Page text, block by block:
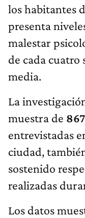
los habitantes
presenta
malestar
de cada cuatro
media.
La
muestra de 867
entrevistadas
ciudad,
sostenido
realizadas
Los datos